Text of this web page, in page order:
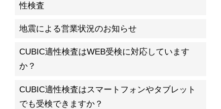
性検査
地震による営業状況のお知らせ
CUBIC適性検査はWEB受検に対応しています
か？
CUBIC適性検査はスマートフォンやタブレット
でも受検できますか？